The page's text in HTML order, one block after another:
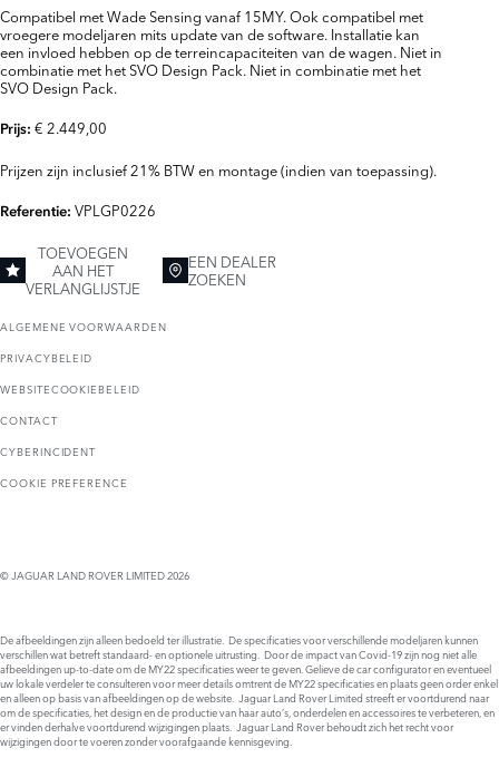
Compatibel met Wade Sensing vanaf 15MY. Ook compatibel met
vroegere modeljaren mits update van de software. Installatie kan
een invloed hebben op de terreincapaciteiten van de wagen. Niet in
combinatie met het SVO Design Pack. Niet in combinatie met het
SVO Design Pack.
Prijs: € 2.449,00
Prijzen zijn inclusief 21% BTW en montage (indien van toepassing).
Referentie: VPLGP0226
TOEVOEGEN
AAN HET
VERLANGLIJSTJE
EEN DEALER
ZOEKEN
ALGEMENE VOORWAARDEN
PRIVACYBELEID
WEBSITECOOKIEBELEID
CONTACT
CYBERINCIDENT
COOKIE PREFERENCE
© JAGUAR LAND ROVER LIMITED 2026
De afbeeldingen zijn alleen bedoeld ter illustratie. De specificaties voor verschillende modeljaren kunnen
verschillen wat betreft standaard- en optionele uitrusting. Door de impact van Covid-19 zijn nog niet alle
afbeeldingen up-to-date om de MY22 specificaties weer te geven. Gelieve de car configurator en eventueel
uw lokale verdeler te consulteren voor meer details omtrent de MY22 specificaties en plaats geen order enkel
en alleen op basis van afbeeldingen op de website. Jaguar Land Rover Limited streeft er voortdurend naar
om de specificaties, het design en de productie van haar auto’s, onderdelen en accessoires te verbeteren, en
er vinden derhalve voortdurend wijzigingen plaats. Jaguar Land Rover behoudt zich het recht voor
wijzigingen door te voeren zonder voorafgaande kennisgeving.